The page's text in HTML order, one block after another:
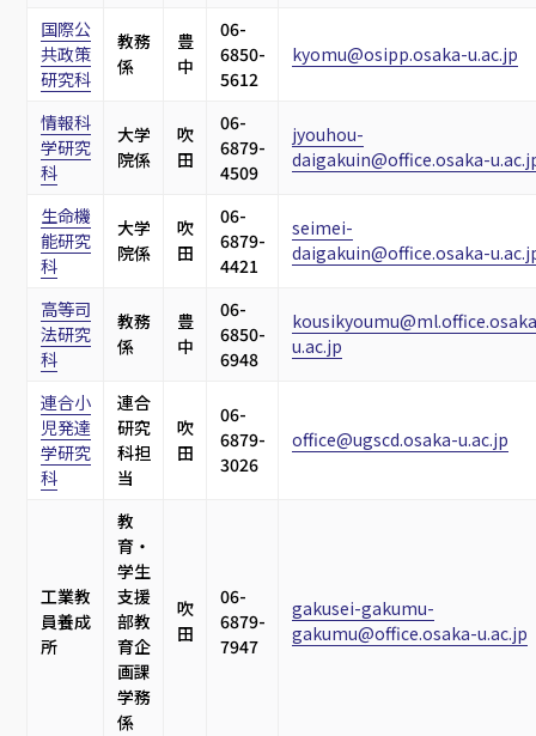
国際公
共政策
研究科
教務
係
豊
中
06-
6850-
5612
kyomu@osipp.osaka-u.ac.jp
情報科
学研究
科
大学
院係
吹
田
06-
6879-
4509
jyouhou-
daigakuin@office.osaka-
生命機
能研究
科
大学
院係
吹
田
06-
6879-
4421
seimei-
daigakuin@office.osaka-
高等司
法研究
科
教務
係
豊
中
06-
6850-
6948
u.ac.jp
連合小
児発達
学研究
科
連合
研究
科担
当
吹
田
06-
6879-
3026
office@ugscd.osaka-u.ac.jp
工業教
員養成
所
教
育・
学生
支援
部教
育企
画課
学務
係
吹
田
06-
6879-
7947
gakusei-gakumu-
gakumu@office.osaka-u.ac.jp